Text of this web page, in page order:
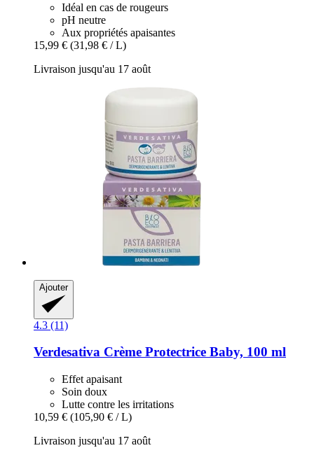
Idéal en cas de rougeurs
pH neutre
Aux propriétés apaisantes
15,99 € (31,98 € / L)
Livraison jusqu'au 17 août
Ajouter
4.3 (11)
Verdesativa Crème Protectrice Baby, 100 ml
Effet apaisant
Soin doux
Lutte contre les irritations
10,59 € (105,90 € / L)
Livraison jusqu'au 17 août